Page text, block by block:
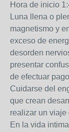
Hora de inicio
Luna llena o
magnetismo y
exceso de
desorden
presentar
de efectuar
Cuidarse del
que crean
realizar un viaje
En la vida